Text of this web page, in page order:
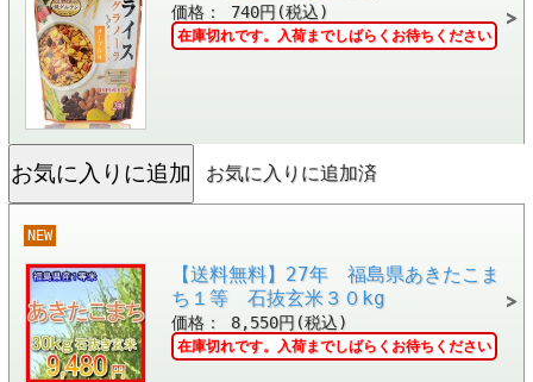
価格： 740円(税込)
在庫切れです。入荷までしばらくお待ちください
お気に入りに追加済
NEW
【送料無料】27年 福島県あきたこま
ち１等 石抜玄米３０kg
価格： 8,550円(税込)
在庫切れです。入荷までしばらくお待ちください